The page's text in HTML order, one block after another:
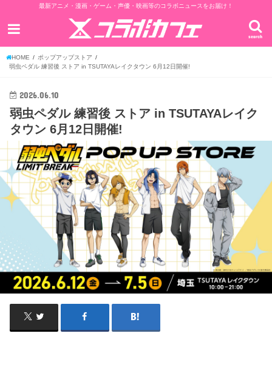
最新アニメ・漫画・ゲーム・声優・映画等のコラボニュースをお届け！
search
HOME
ポップアップストア
弱虫ペダル 練習後 ストア in TSUTAYAレイクタウン 6月12日開催!
2026.06.10
弱虫ペダル 練習後 ストア in TSUTAYAレイク
タウン 6月12日開催!